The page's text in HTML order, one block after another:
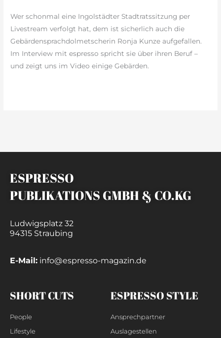
Wer schonmal eine Ingolstädter Stadtratssitzung per
Livestream verfolgt hat, dem ist sicherlich auch die
Gebärdensprachdolmetscherin Ronja Kunze aufgefallen.
Im Interview mit espresso spricht sie über ihren Beruf –
und zeigt uns im Video einige Gebärden.
ESPRESSO
PUBLIKATIONS GMBH & CO.KG
Ludwigsplatz 32
94315 Straubing
E-Mail: info@espresso-magazin.de
SHORT CUTS
People
Lifestyle
ESPRESSO STYLE
Ansprechpartner
Auslagestellen